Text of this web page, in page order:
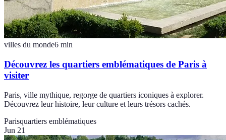
villes du monde6 min
Découvrez les quartiers emblématiques de Paris à
visiter
Paris, ville mythique, regorge de quartiers iconiques à explorer.
Découvrez leur histoire, leur culture et leurs trésors cachés.
Parisquartiers emblématiques
Jun 21